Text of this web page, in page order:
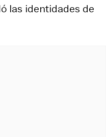
las identidades de